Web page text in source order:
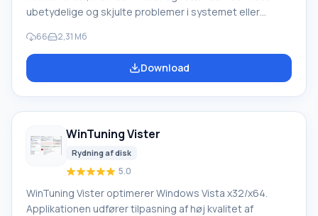
ubetydelige og skjulte problemer i systemet eller
og hastighed, bør præference naturligvis gives til
kvalitet. Problemet med en registreringsdatabase
overbelastet med forældede filer kan løses meget
efter fejl i registreringsdatabasen og i sys
66 2,31 Мб
Download
WinTuning Vister
Rydning af disk
5.0
WinTuning Vister optimerer Windows Vista x32/x64.
Applikationen udfører tilpasning af høj kvalitet af